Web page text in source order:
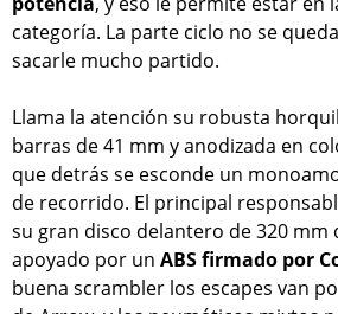
categoría. La parte ciclo no se
sacarle mucho partido.
Llama la atención su robusta
barras de 41 mm y anodizada en
que detrás se esconde un
de recorrido. El principal
su gran disco delantero de 320 mm
apoyado por un ABS firmado por
buena scrambler los escapes van